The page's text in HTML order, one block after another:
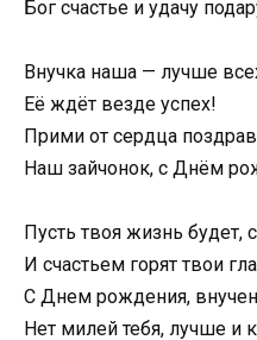
Бог счастье и удачу
Внучка наша — лучше
Её ждёт везде успех!
Прими от сердца
Наш зайчонок, с Днём
Пусть твоя жизнь будет,
И счастьем горят твои
С Днем рождения,
Нет милей тебя, лучше и